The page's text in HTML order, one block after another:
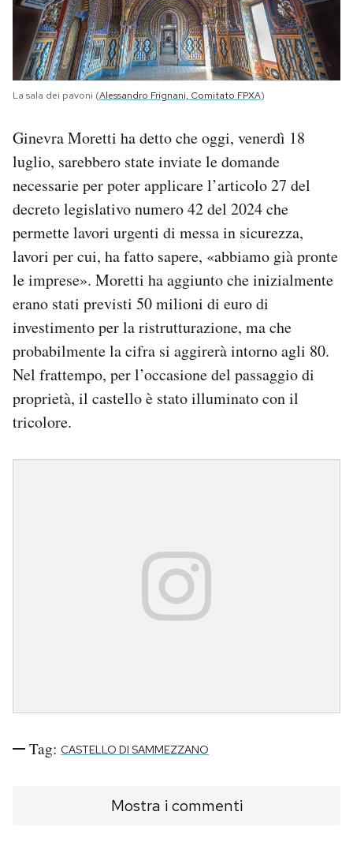
La sala dei pavoni (Alessandro Frignani, Comitato FPXA)
Ginevra Moretti ha detto che oggi, venerdì 18
luglio, sarebbero state inviate le domande
necessarie per poter applicare l’articolo 27 del
decreto legislativo numero 42 del 2024 che
permette lavori urgenti di messa in sicurezza,
lavori per cui, ha fatto sapere, «abbiamo già pronte
le imprese». Moretti ha aggiunto che inizialmente
erano stati previsti 50 milioni di euro di
investimento per la ristrutturazione, ma che
probabilmente la cifra si aggirerà intorno agli 80.
Nel frattempo, per l’occasione del passaggio di
proprietà, il castello è stato illuminato con il
tricolore.
Tag: CASTELLO DI SAMMEZZANO
Mostra i commenti